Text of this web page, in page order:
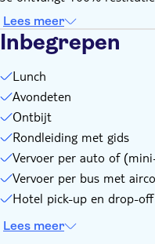
Lees meer
Inbegrepen
Lunch
Avondeten
Ontbijt
Rondleiding met gids
Vervoer per auto of
Vervoer per bus met airco
Hotel pick-up en drop-off
Lees meer